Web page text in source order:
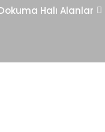
Halı Alanlar